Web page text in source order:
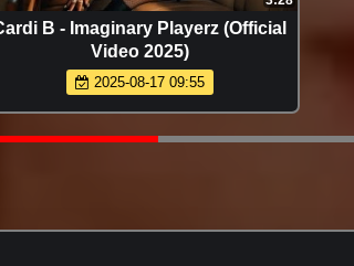
B - Imaginary Playerz (Official
Video 2025)
2025-08-17 09:55